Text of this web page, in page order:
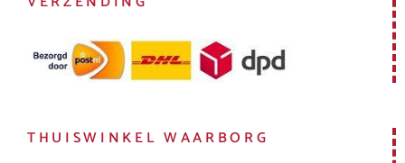
THUISWINKEL WAARBORG